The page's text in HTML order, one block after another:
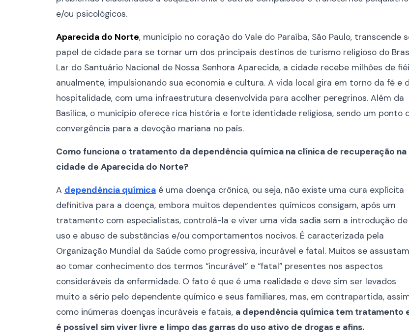
e/ou psicológicos.
Aparecida do Norte, município no coração do Vale do Paraíba, São Paulo, transcende
papel de cidade para se tornar um dos principais destinos de turismo religioso do
Lar do Santuário Nacional de Nossa Senhora Aparecida, a cidade recebe milhões de
anualmente, impulsionando sua economia e cultura. A vida local gira em torno da fé e
hospitalidade, com uma infraestrutura desenvolvida para acolher peregrinos. Além da
Basílica, o município oferece rica história e forte identidade religiosa, sendo um ponto
convergência para a devoção mariana no país.
Como funciona o tratamento da dependência química na clínica de recuperação na
cidade de Aparecida do Norte?
A dependência química é uma doença crônica, ou seja, não existe uma cura explícita
definitiva para a doença, embora muitos dependentes químicos consigam, após um
tratamento com especialistas, controlá-la e viver uma vida sadia sem a introdução de
uso e abuso de substâncias e/ou comportamentos nocivos. É caracterizada pela
Organização Mundial da Saúde como progressiva, incurável e fatal. Muitos se assustam
ao tomar conhecimento dos termos “incurável” e “fatal” presentes nos aspectos
consideráveis da enfermidade. O fato é que é uma realidade e deve sim ser levados
muito a sério pelo dependente químico e seus familiares, mas, em contrapartida,
como inúmeras doenças incuráveis e fatais, a dependência química tem tratamento
é possível sim viver livre e limpo das garras do uso ativo de drogas e afins.